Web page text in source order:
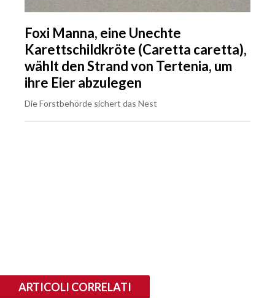
Foxi Manna, eine Unechte
Karettschildkröte (Caretta caretta),
wählt den Strand von Tertenia, um
ihre Eier abzulegen
Die Forstbehörde sichert das Nest
ARTICOLI CORRELATI